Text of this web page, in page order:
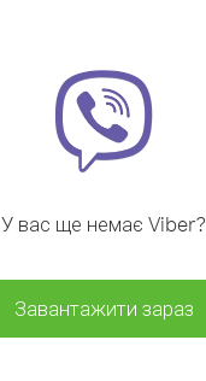
У вас ще немає Viber?
Завантажити зараз